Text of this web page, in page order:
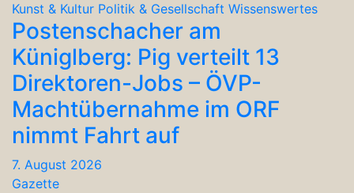
Kunst & Kultur Politik & Gesellschaft Wissenswertes
Postenschacher am
Küniglberg: Pig verteilt 13
Direktoren-Jobs – ÖVP-
Machtübernahme im ORF
nimmt Fahrt auf
7. August 2026
Gazette